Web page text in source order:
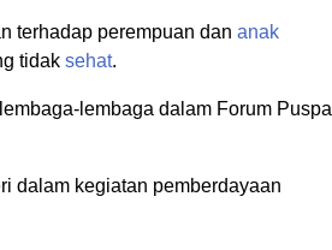
terhadap perempuan dan anak
tidak sehat.
lembaga dalam Forum Puspa
dalam kegiatan pemberdayaan